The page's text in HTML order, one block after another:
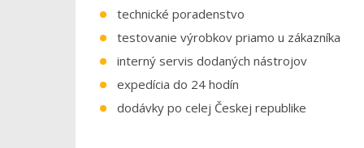
technické poradenstvo
testovanie výrobkov priamo u zákazníka
interný servis dodaných nástrojov
expedícia do 24 hodín
dodávky po celej Českej republike